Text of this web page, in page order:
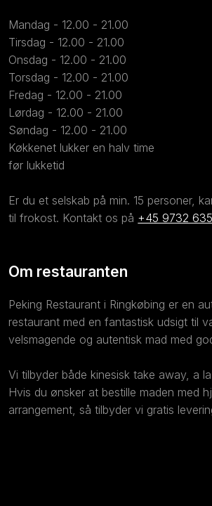
Mandag - 12.00 - 21.00
Tirsdag - 12.00 - 21.00
Onsdag - 12.00 - 21.00
Torsdag - 12.00 - 21.00
Fredag - 12.00 - 21.00
Lørdag - 12.00 - 21.00
Søndag - 12.00 - 21.00
Køkkenet lukker en halv time
​før lukketid
Er du et selskab på min. 15 personer,
til frokost. Kontakt os på +45 9732
Om restauranten
Peking Restaurant i Ringkøbing er en
restaurant med en fantastisk udsigt til
velsmagende og autentisk mad med
​Vi tilbyder både kinesisk take away, a
Hvis du ønsker at bestille maden med
arrangement, så tilbyder vi gratis